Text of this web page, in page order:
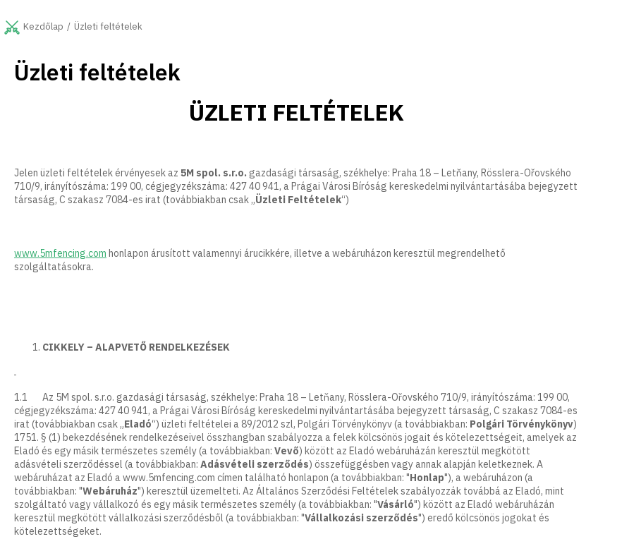
fő
Kezdőlap Üzleti feltételek
Üzleti feltételek
ÜZLETI FELTÉTELEK
Jelen üzleti feltételek érvényesek az 5M spol. s.r.o. gazdasági társaság, székhelye: Praha 18 – Letňany, Rösslera-Ořovského
710/9, irányítószáma: 199 00, cégjegyzékszáma: 427 40 941, a Prágai Városi Bíróság kereskedelmi nyilvántartásába bejegyzett
társaság, C szakasz 7084-es irat (továbbiakban csak „Üzleti Feltételek“)
www.5mfencing.com honlapon árusított valamennyi árucikkére, illetve a webáruházon keresztül megrendelhető
szolgáltatásokra.
CIKKELY – ALAPVETŐ RENDELKEZÉSEK
1.1 Az 5M spol. s.r.o. gazdasági társaság, székhelye: Praha 18 – Letňany, Rösslera-Ořovského 710/9, irányítószáma: 199 00,
cégjegyzékszáma: 427 40 941, a Prágai Városi Bíróság kereskedelmi nyilvántartásába bejegyzett társaság, C szakasz 7084-es
irat (továbbiakban csak „Eladó“) üzleti feltételei a 89/2012 szl, Polgári Törvénykönyv (a továbbiakban: Polgári Törvénykönyv)
1751. § (1) bekezdésének rendelkezéseivel összhangban szabályozza a felek kölcsönös jogait és kötelezettségeit, amelyek az
Eladó és egy másik természetes személy (a továbbiakban: Vevő) között az Eladó webáruházán keresztül megkötött
adásvételi szerződéssel (a továbbiakban: Adásvételi szerződés) összefüggésben vagy annak alapján keletkeznek. A
webáruházat az Eladó a www.5mfencing.com címen található honlapon (a továbbiakban: "Honlap"), a webáruházon (a
továbbiakban: "Webáruház") keresztül üzemelteti. Az Általános Szerződési Feltételek szabályozzák továbbá az Eladó, mint
szolgáltató vagy vállalkozó és egy másik természetes személy (a továbbiakban: "Vásárló") között az Eladó webáruházán
keresztül megkötött vállalkozási szerződésből (a továbbiakban: "Vállalkozási szerződés") eredő kölcsönös jogokat és
kötelezettségeket.